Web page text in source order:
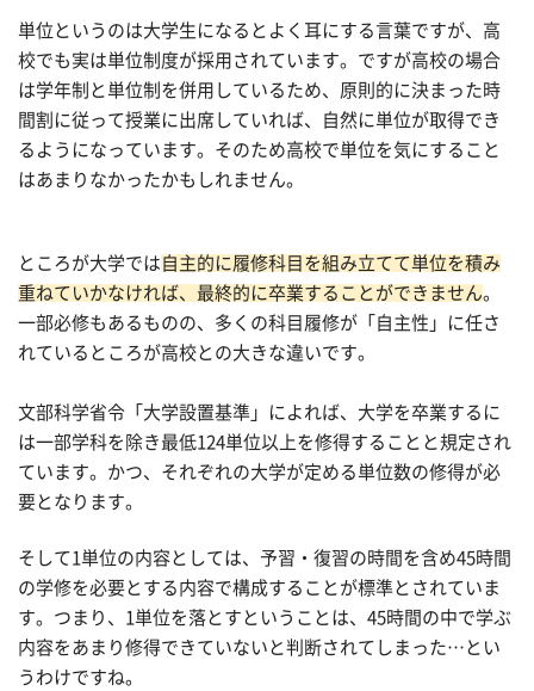
単位というのは大学生になるとよく耳にする言葉ですが、高
校でも実は単位制度が採用されています。ですが高校の場合
は学年制と単位制を併用しているため、原則的に決まった時
間割に従って授業に出席していれば、自然に単位が取得でき
るようになっています。そのため高校で単位を気にすること
はあまりなかったかもしれません。
ところが大学では 自主的に履修科目を組み立てて単位を積み
重ねていかなければ、最終的に卒業することができません。
一部必修もあるものの、多くの科目履修が「自主性」に任さ
れているところが高校との大きな違いです。
文部科学省令「大学設置基準」によれば、大学を卒業するに
は一部学科を除き最低124単位以上を修得することと規定され
ています。かつ、それぞれの大学が定める単位数の修得が必
要となります。
そして1単位の内容としては、予習・復習の時間を含め45時間
の学修を必要とする内容で構成することが標準とされていま
す。つまり、1単位を落とすということは、45時間の中で学ぶ
内容をあまり修得できていないと判断されてしまった…とい
うわけですね。